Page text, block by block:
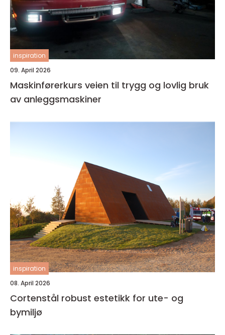
inspiration
09. April 2026
Maskinførerkurs veien til trygg og lovlig bruk
av anleggsmaskiner
inspiration
08. April 2026
Cortenstål robust estetikk for ute- og
bymiljø